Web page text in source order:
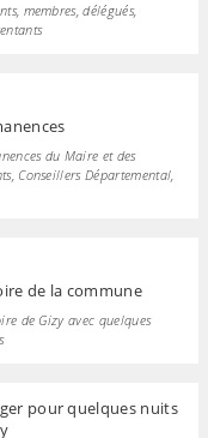
membres, délégués,
du Maire et des
Conseillers Départemental,
de la commune
de Gizy avec quelques
pour quelques nuits